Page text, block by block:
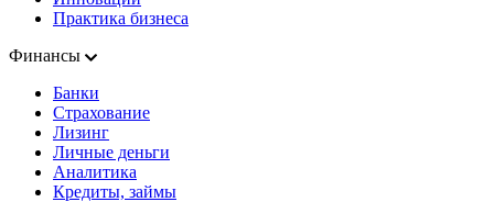
Практика бизнеса
Финансы
Банки
Страхование
Лизинг
Личные деньги
Аналитика
Кредиты, займы